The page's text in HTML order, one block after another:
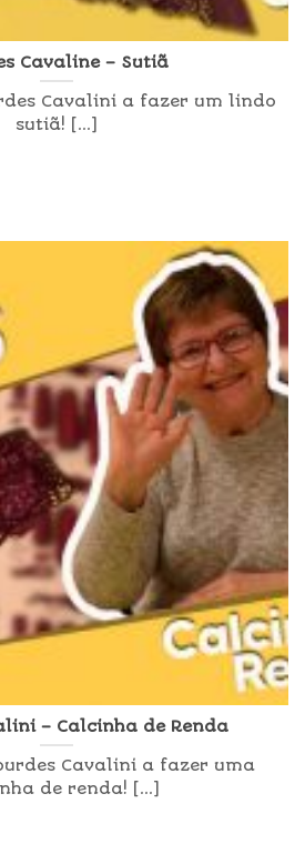
Cavaline – Sutiã
Cavalini a fazer um lindo
sutiã! [...]
– Calcinha de Renda
Cavalini a fazer uma
de renda! [...]